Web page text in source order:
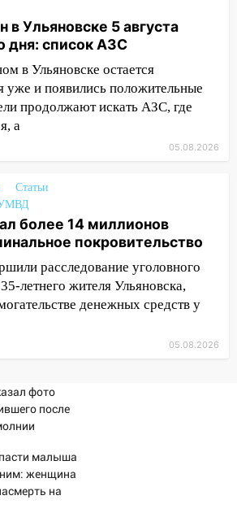
Ульяновской области
на трассе и
дело
погоды на 6 августа в
рок и силовой
бензин в Ульяновске 5
рабочего дня: список АЗС
по видеосвязи: в
19-летнюю
перерезал горло: в
с судимым
для женщины
девушка без прав
на мопеде и попала в
отдал более 14
за криминальное
в Ульяновске 5 августа
дня: список АЗС
в Ульяновске остается
уже и появились положительные
продолжают искать АЗС, где
а
05.08.2026
Статьи
более 14 миллионов
покровительство
расследование уголовного
летнего жителя Ульяновска,
денежных средств у
05.08.2026
фото
после
малыша
ним: женщина
на